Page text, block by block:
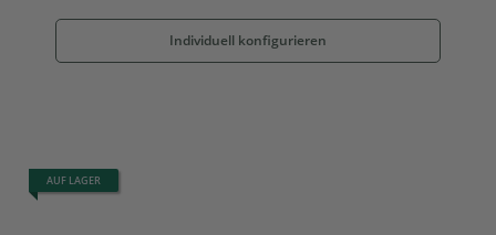
Individuell konfigurieren
AUF LAGER